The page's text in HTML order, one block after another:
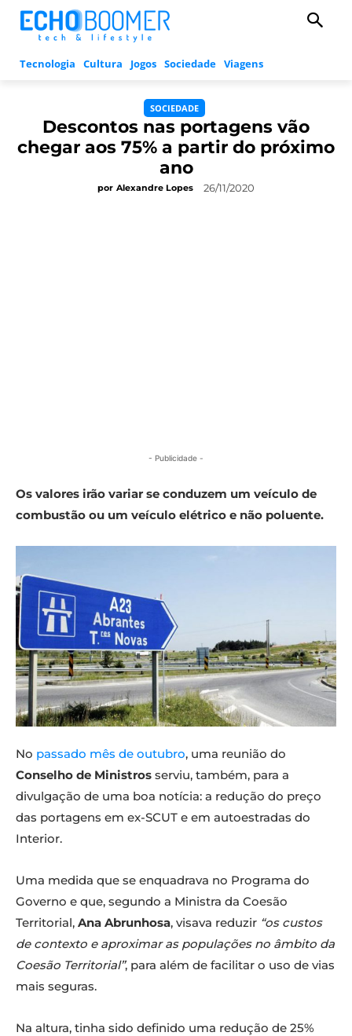
Tecnologia Cultura Jogos Sociedade Viagens
SOCIEDADE
Descontos nas portagens vão
chegar aos 75% a partir do próximo
ano
por Alexandre Lopes 26/11/2020
- Publicidade -
Os valores irão variar se conduzem um veículo de
combustão ou um veículo elétrico e não poluente.
No passado mês de outubro, uma reunião do
Conselho de Ministros serviu, também, para a
divulgação de uma boa notícia: a redução do preço
das portagens em ex-SCUT e em autoestradas do
Interior.
Uma medida que se enquadrava no Programa do
Governo e que, segundo a Ministra da Coesão
Territorial, Ana Abrunhosa, visava reduzir “os custos
de contexto e aproximar as populações no âmbito da
Coesão Territorial”, para além de facilitar o uso de vias
mais seguras.
Na altura, tinha sido definido uma redução de 25%